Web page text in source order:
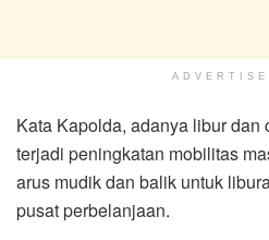
Kata Kapolda, adanya libur dan
terjadi peningkatan mobilitas
arus mudik dan balik untuk
pusat perbelanjaan.